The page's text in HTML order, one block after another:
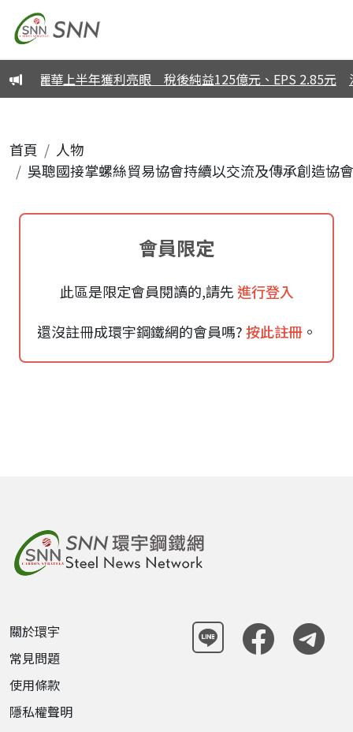
華新麗華上半年獲利亮眼 稅後純益125億元、EPS 2.85元
首頁
人物
吳聰國接掌螺絲貿易協會持續以交流及傳承創造協
會員限定
此區是限定會員閱讀的,請先 進行登入
還沒註冊成環宇鋼鐵網的會員嗎?按此註冊。
關於環宇
常見問題
使用條款
隱私權聲明